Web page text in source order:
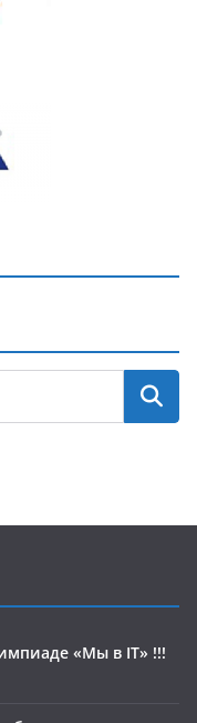
«Мы в IT» !!!